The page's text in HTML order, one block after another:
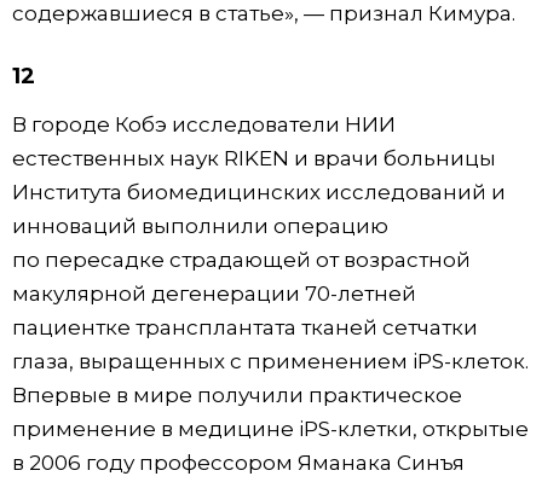
содержавшиеся в статье», — признал Кимура.
12
В городе Кобэ исследователи НИИ
естественных наук RIKEN и врачи больницы
Института биомедицинских исследований и
инноваций выполнили операцию
по пересадке страдающей от возрастной
макулярной дегенерации 70-летней
пациентке трансплантата тканей сетчатки
глаза, выращенных с применением iPS-клеток.
Впервые в мире получили практическое
применение в медицине iPS-клетки, открытые
в 2006 году профессором Яманака Синъя